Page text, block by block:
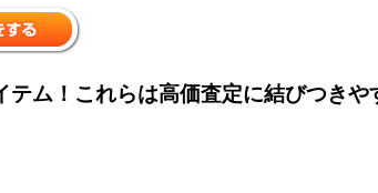
ム！これらは高価査定に結びつきや